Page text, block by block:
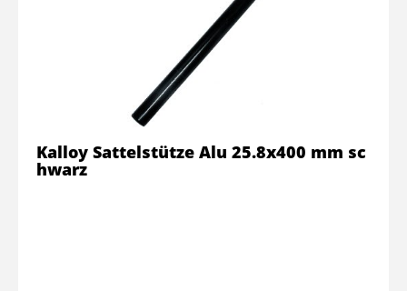
Kalloy Sattelstütze Alu 25.8x400 mm sc
hwarz